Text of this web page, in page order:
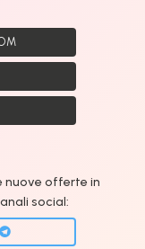
nuove offerte in
social: